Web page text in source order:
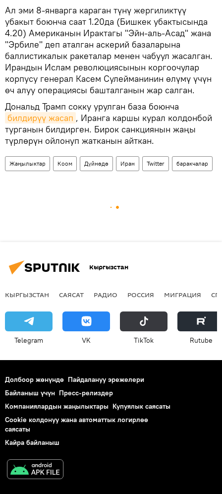
Ал эми 8-январга караган түнү жергиликтүү
убакыт боюнча саат 1.20да (Бишкек убактысында
4.20) Американын Ирактагы "Эйн-аль-Асад" жана
"Эрбиле" деп аталган аскерий базаларына
баллистикалык ракеталар менен чабуул жасалган.
Ирандын Ислам революциясынын коргоочулар
корпусу генерал Касем Сулейманинин өлүмү үчүн
өч алуу операциясы башталганын жар салган.
Дональд Трамп сокку урулган база боюнча
билдирүү жасап , Иранга каршы курал колдонбой
турганын билдирген. Бирок санкциянын жаңы
түрлөрүн ойлонуп жатканын айткан.
Жаңылыктар Коом Дүйнөдө Иран Twitter баракчалар
Кыргызстан
КЫРГЫЗСТАН САЯСАТ РАДИО РОССИЯ МИГРАЦИЯ
Telegram VK ТikТоk Rutube
Долбоор жөнүндө Пайдалануу эрежелери
Байланыш үчүн Пресс-релиздер
Компаниялардын жаңылыктары Купуялык саясаты
Cookie колдонуу жана автоматтык логирлөө
саясаты
Кайра байланыш